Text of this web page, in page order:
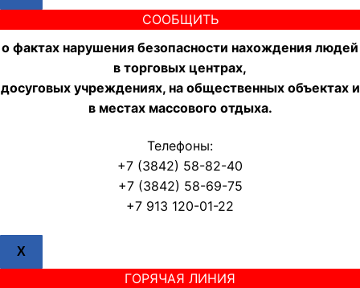
СООБЩИТЬ
о фактах нарушения безопасности нахождения людей
в торговых центрах,
досуговых учреждениях, на общественных объектах и
в местах массового отдыха.
Телефоны:
+7 (3842) 58-82-40
+7 (3842) 58-69-75
+7 913 120-01-22
X
ГОРЯЧАЯ ЛИНИЯ